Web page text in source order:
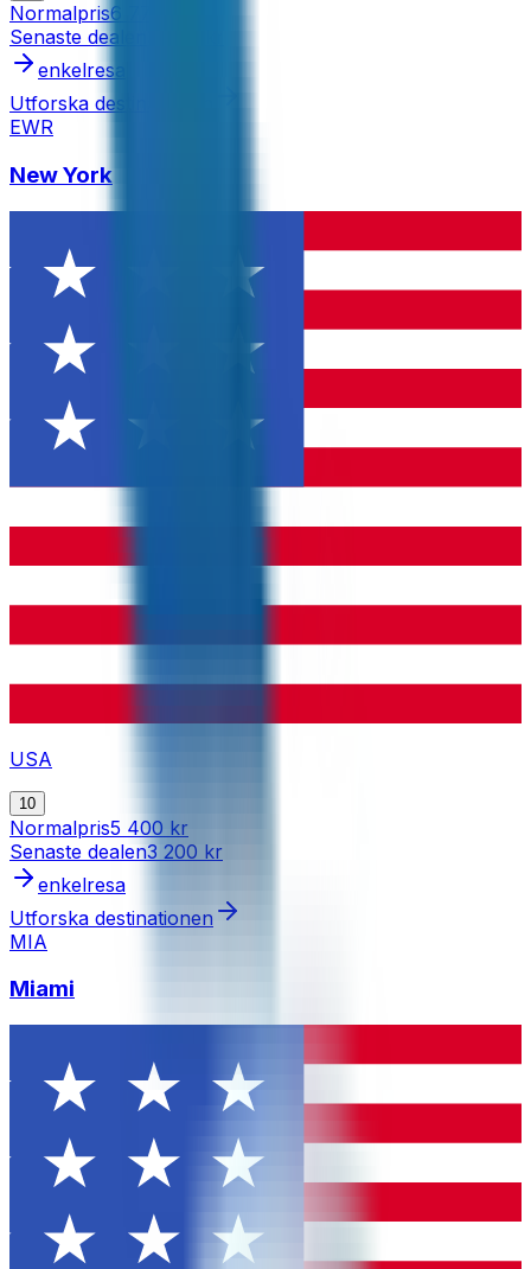
Normalpris6 775 kr
Senaste dealen
enkelresa
Utforska destinationen
EWR
New York
USA
10
Normalpris5 400 kr
Senaste dealen3 200 kr
enkelresa
Utforska destinationen
MIA
Miami